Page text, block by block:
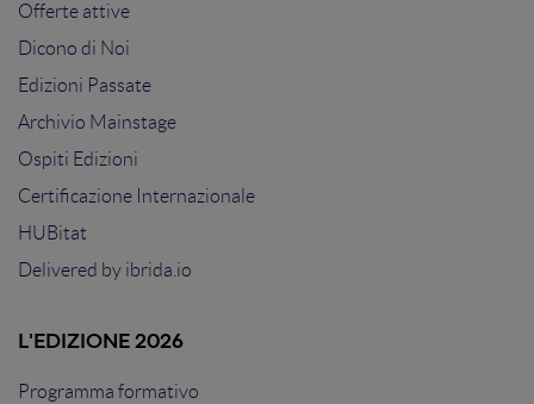
Offerte attive
Dicono di Noi
Edizioni Passate
Archivio Mainstage
Ospiti Edizioni
Certificazione Internazionale
HUBitat
Delivered by ibrida.io
L'EDIZIONE 2026
Programma formativo